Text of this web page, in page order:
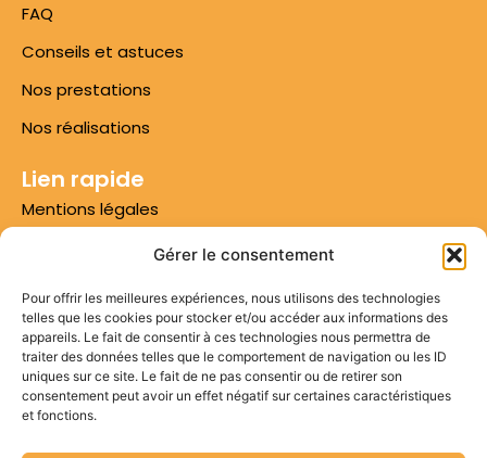
Gérer le consentement
Pour offrir les meilleures expériences, nous utilisons des technologies
telles que les cookies pour stocker et/ou accéder aux informations des
appareils. Le fait de consentir à ces technologies nous permettra de
traiter des données telles que le comportement de navigation ou les ID
uniques sur ce site. Le fait de ne pas consentir ou de retirer son
consentement peut avoir un effet négatif sur certaines caractéristiques
et fonctions.
FAQ
Conseils et astuces
Nos prestations
Nos réalisations
Lien rapide
Mentions légales
Conditions d'utilisation
Numéro 1 sur Google
Plan du site
Contactez-nous